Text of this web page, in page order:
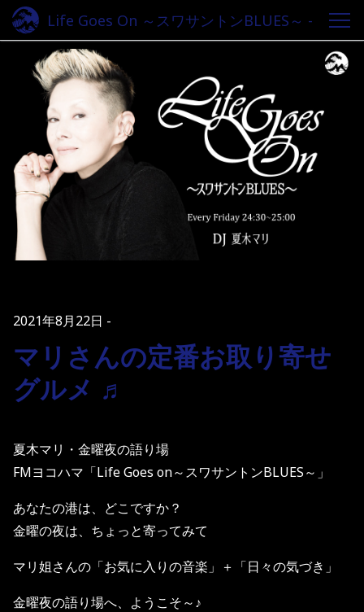
Life Goes On ～スワサントンBLUES～ -
Fm yokohama 84.7
2021年8月22日
マリさんの定番お取り寄せ
グルメ ♬
夏木マリ・金曜夜の語り場
FMヨコハマ「Life Goes on～スワサントンBLUES～」
あなたの港は、どこですか？
金曜の夜は、ちょっと寄ってみて
マリ姐さんの「お気に入りの音楽」＋「日々の気づき」
金曜夜の語り場へ、ようこそ～♪